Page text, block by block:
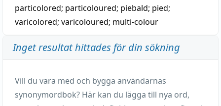
particolored; particoloured; piebald; pied;
varicolored; varicoloured; multi-colour
Inget resultat hittades för din sökning
Vill du vara med och bygga användarnas
synonymordbok? Här kan du lägga till nya ord,